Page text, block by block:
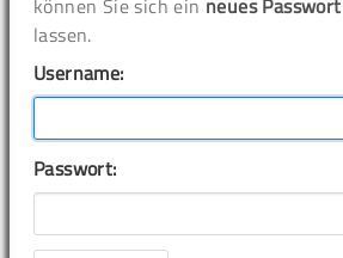
können Sie sich ein neues Passwort
lassen.
Username:
Passwort: